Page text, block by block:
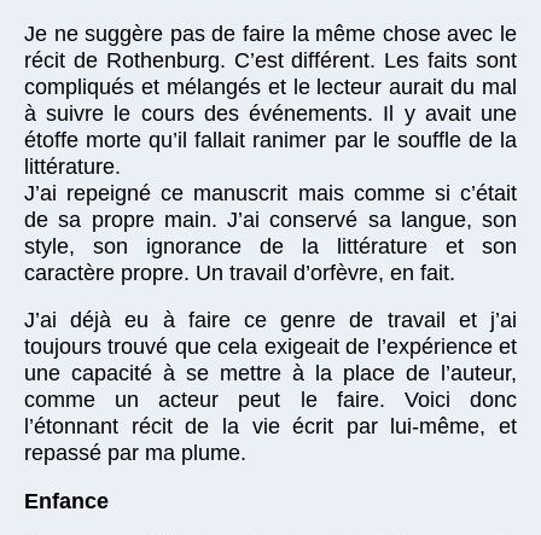
Je ne suggère pas de faire la même chose avec le
récit de Rothenburg. C’est différent. Les faits sont
compliqués et mélangés et le lecteur aurait du mal
à suivre le cours des événements. Il y avait une
étoffe morte qu’il fallait ranimer par le souffle de la
littérature.
J’ai repeigné ce manuscrit mais comme si c’était
de sa propre main. J’ai conservé sa langue, son
style, son ignorance de la littérature et son
caractère propre. Un travail d’orfèvre, en fait.
J’ai déjà eu à faire ce genre de travail et j’ai
toujours trouvé que cela exigeait de l’expérience et
une capacité à se mettre à la place de l’auteur,
comme un acteur peut le faire. Voici donc
l’étonnant récit de la vie écrit par lui-même, et
repassé par ma plume.
Enfance